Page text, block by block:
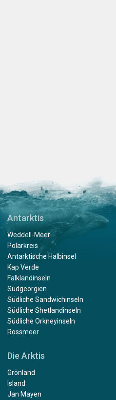
Antarktis
Weddell-Meer
Polarkreis
Antarktische Halbinsel
Kap Verde
Falklandinseln
Südgeorgien
Südliche Sandwichinseln
Südliche Shetlandinseln
Südliche Orkneyinseln
Rossmeer
Die Arktis
Grönland
Island
Jan Mayen